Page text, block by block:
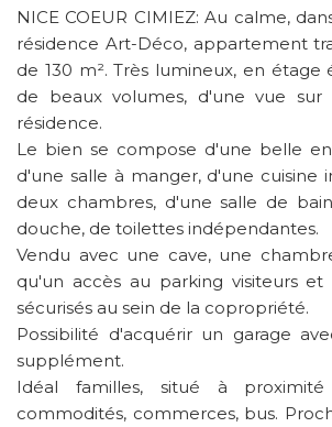
NICE COEUR CIMIEZ: Au calme,
résidence Art-Déco, appartement
de 130 m². Très lumineux, en étage
de beaux volumes, d'une vue sur
résidence.
Le bien se compose d'une belle
d'une salle à manger, d'une cuisine
deux chambres, d'une salle de
douche, de toilettes indépendantes.
Vendu avec une cave, une
qu'un accès au parking visiteurs
sécurisés au sein de la copropriété.
Possibilité d'acquérir un garage
supplément.
Idéal familles, situé à
commodités, commerces, bus.